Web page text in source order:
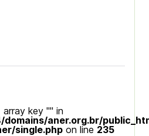
key "" in
domains/aner.org.br/
single.php on line 235